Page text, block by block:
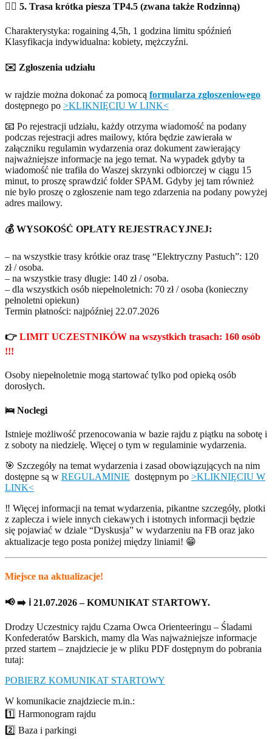
🚶‍♂️ 5. Trasa krótka piesza TP4.5 (zwana także Rodzinną)
Charakterystyka: rogaining 4,5h, 1 godzina limitu spóźnień
Klasyfikacja indywidualna: kobiety, mężczyźni.
✉️ Zgłoszenia udziału
w rajdzie można dokonać za pomocą formularza zgłoszeniowego
dostępnego po >KLIKNIĘCIU W LINK<
📧 Po rejestracji udziału, każdy otrzyma wiadomość na podany
podczas rejestracji adres mailowy, która będzie zawierała w
załączniku regulamin wydarzenia oraz dokument zawierający
najważniejsze informacje na jego temat. Na wypadek gdyby ta
wiadomość nie trafiła do Waszej skrzynki odbiorczej w ciągu 15
minut, to proszę sprawdzić folder SPAM. Gdyby jej tam również
nie było proszę o zgłoszenie nam tego zdarzenia na podany powyżej
adres mailowy.
💰 WYSOKOŚĆ OPŁATY REJESTRACYJNEJ:
– na wszystkie trasy krótkie oraz trasę “Elektryczny Pastuch”: 120
zł / osoba.
– na wszystkie trasy długie: 140 zł / osoba.
– dla wszystkich osób niepełnoletnich: 70 zł / osoba (konieczny
pełnoletni opiekun)
Termin płatności: najpóźniej 22.07.2026
👉 LIMIT UCZESTNIKÓW na wszystkich trasach: 160 osób
!!!
Osoby niepełnoletnie mogą startować tylko pod opieką osób
dorosłych.
🛌 Noclegi
Istnieje możliwość przenocowania w bazie rajdu z piątku na sobotę i
z soboty na niedzielę. Więcej o tym w regulaminie wydarzenia.
🎯 Szczegóły na temat wydarzenia i zasad obowiązujących na nim
dostępne są w REGULAMINIE dostępnym po >KLIKNIĘCIU W
LINK<
‼️ Więcej informacji na temat wydarzenia, pikantne szczegóły, plotki
z zaplecza i wiele innych ciekawych i istotnych informacji będzie
się pojawiać w dziale “Dyskusja” w wydarzeniu na FB oraz jako
aktualizacje tego posta poniżej między liniami! 😁
Miejsce na aktualizacje!
📢 ➡️ ℹ️ 21.07.2026 – KOMUNIKAT STARTOWY.
Drodzy Uczestnicy rajdu Czarna Owca Orienteeringu – Śladami
Konfederatów Barskich, mamy dla Was najważniejsze informacje
przed startem – znajdziecie je w pliku PDF dostępnym do pobrania
tutaj:
POBIERZ KOMUNIKAT STARTOWY
W komunikacie znajdziecie m.in.:
1️⃣ Harmonogram rajdu
2️⃣ Baza i parkingi